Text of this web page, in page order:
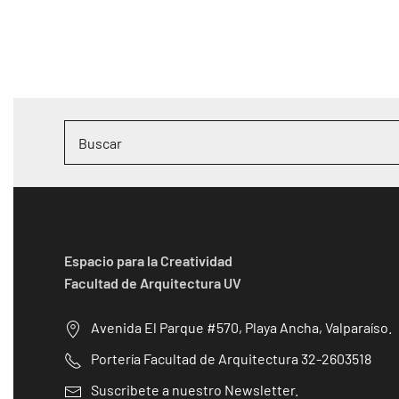
Espacio para la Creatividad
Facultad de Arquitectura UV
Avenida El Parque #570, Playa Ancha, Valparaíso.
Portería Facultad de Arquitectura 32-2603518
Suscribete a nuestro Newsletter.